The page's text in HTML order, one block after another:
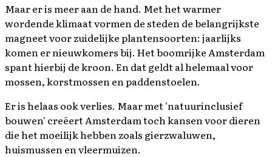
Maar er is meer aan de hand. Met het warmer
wordende klimaat vormen de steden de belangrijkste
magneet voor zuidelijke plantensoorten: jaarlijks
komen er nieuwkomers bij. Het boomrijke Amsterdam
spant hierbij de kroon. En dat geldt al helemaal voor
mossen, korstmossen en paddenstoelen.
Er is helaas ook verlies. Maar met 'natuurinclusief
bouwen' creëert Amsterdam toch kansen voor dieren
die het moeilijk hebben zoals gierzwaluwen,
huismussen en vleermuizen.